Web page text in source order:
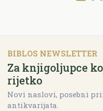
BIBLOS NEWSLETTER
Za knjigoljupce
rijetko
Novi naslovi, posebni
antikvarijata.